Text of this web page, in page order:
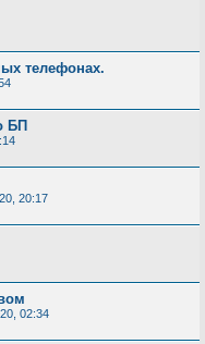
телефонах.
БП
20:17
02:34